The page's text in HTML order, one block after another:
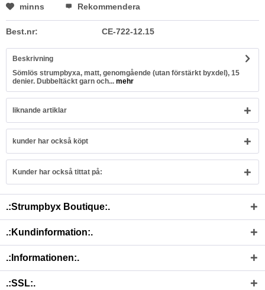
minns Rekommendera
Best.nr: CE-722-12.15
Beskrivning
Sömlös strumpbyxa, matt, genomgående (utan förstärkt byxdel), 15
denier. Dubbeltäckt garn och... mehr
liknande artiklar
kunder har också köpt
Kunder har också tittat på:
.:Strumpbyx Boutique:.
.:Kundinformation:.
.:Informationen:.
.:SSL:.